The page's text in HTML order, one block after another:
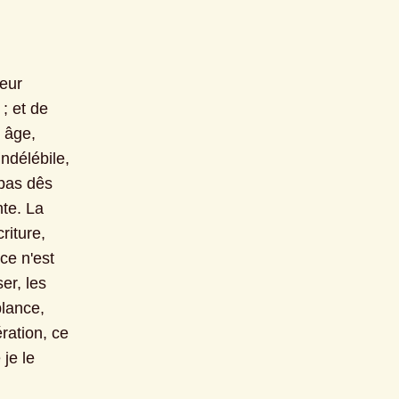
et de
âge,
dês
La
n'est
les
ce
je le